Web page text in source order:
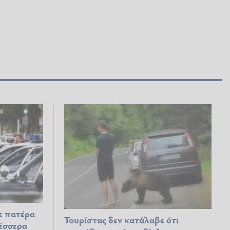
πατέρα
Τουρίστας δεν κατάλαβε ότι